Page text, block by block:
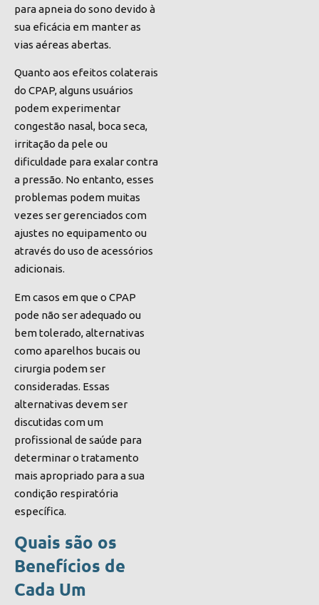
para apneia do sono devido à
sua eficácia em manter as
vias aéreas abertas.
Quanto aos efeitos colaterais
do CPAP, alguns usuários
podem experimentar
congestão nasal, boca seca,
irritação da pele ou
dificuldade para exalar contra
a pressão. No entanto, esses
problemas podem muitas
vezes ser gerenciados com
ajustes no equipamento ou
através do uso de acessórios
adicionais.
Em casos em que o CPAP
pode não ser adequado ou
bem tolerado, alternativas
como aparelhos bucais ou
cirurgia podem ser
consideradas. Essas
alternativas devem ser
discutidas com um
profissional de saúde para
determinar o tratamento
mais apropriado para a sua
condição respiratória
específica.
Quais são os
Benefícios de
Cada Um